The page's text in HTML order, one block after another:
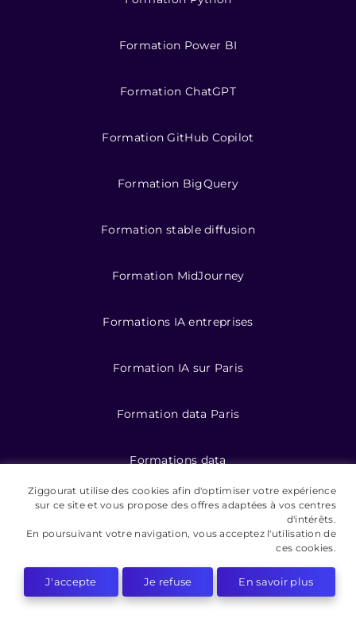
Formation Power BI
Formation ChatGPT
Formation GitHub Copilot
Formation BigQuery
Formation stable diffusion
Formation MidJourney
Formations IA entreprises
Formation IA sur Paris
Formation data Paris
Formations data
Formation IA pour entreprises
©️ 2026 Ziggourat formations
Mentions légales
Ziggourat utilise des cookies afin d'optimiser votre expérience
sur ce site et vous propose des offres adaptées à vos centres
d'intérêts.
En poursuivant votre navigation, vous acceptez l'utilisation de
ces cookies.
J'accepte Je refuse En savoir plus